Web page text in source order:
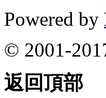
Powered by
© 2001-
返回頂部